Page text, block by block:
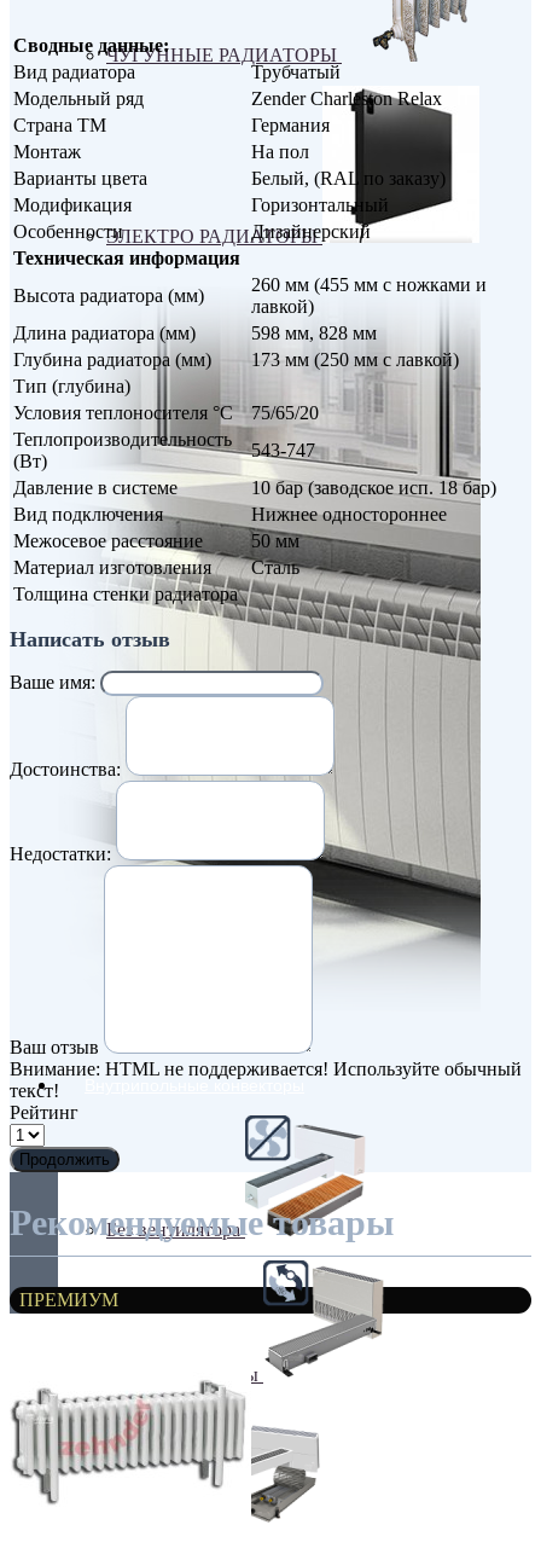
ЧУГУННЫЕ РАДИАТОРЫ
ЭЛЕКТРО РАДИАТОРЫ
Внутрипольные конвекторы
Без вентилятора
Климаконвекторы
Сводные данные:
Вид радиатора
Трубчатый
Модельный ряд
Zender Charleston Relax
Страна ТМ
Германия
Монтаж
На пол
Варианты цвета
Белый, (RAL по заказу)
Модификация
Горизонтальный
Особенности
Дизайнерский
Техническая информация
Высота радиатора (мм)
260 мм (455 мм с ножками и
лавкой)
Длина радиатора (мм)
598 мм, 828 мм
Глубина радиатора (мм)
173 мм (250 мм с лавкой)
Тип (глубина)
Условия теплоносителя °С
75/65/20
Теплопроизводительность
(Вт)
543-747
Давление в системе
10 бар (заводское исп. 18 бар)
Вид подключения
Нижнее одностороннее
Межосевое расстояние
50 мм
Материал изготовления
Сталь
Толщина стенки радиатора
Написать отзыв
Ваше имя:
Достоинства:
Недостатки:
Ваш отзыв
Внимание: HTML не поддерживается! Используйте обычный
текст!
Рейтинг
Продолжить
Рекомендуемые товары
ПРЕМИУМ